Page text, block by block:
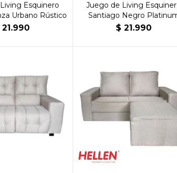
Esquinero
Urbano Rústico
21.990
Juego de Living
Santiago Negro
$ 21.990